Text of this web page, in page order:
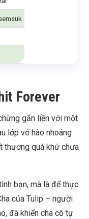
Forever
gắn liền với một
lớp vỏ hào nhoáng
thương quá khứ chưa
bạn, mà là để thực
của Tulip – người
đã khiến cha cô tự